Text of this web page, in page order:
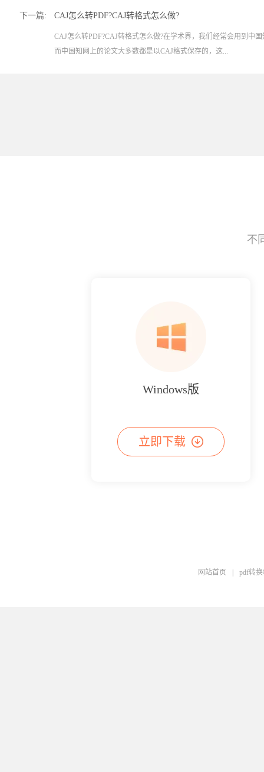
下一篇: CAJ怎么转PDF?CAJ转格式怎么做?
CAJ怎么转PDF?CAJ转格式怎么做?在学术界，我们经常会用到中
而中国知网上的论文大多数都是以CAJ格式保存的，这...
不
Windows版
立即下载
网站首页 pdf转